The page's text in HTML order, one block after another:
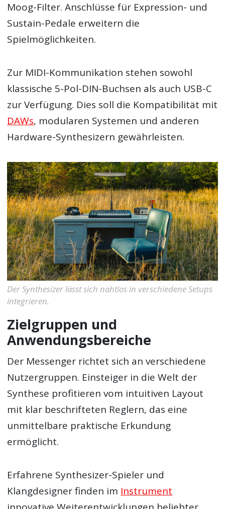
Moog-Filter. Anschlüsse für Expression- und
Sustain-Pedale erweitern die
Spielmöglichkeiten.
Zur MIDI-Kommunikation stehen sowohl
klassische 5-Pol-DIN-Buchsen als auch USB-C
zur Verfügung. Dies soll die Kompatibilität mit
DAWs, modularen Systemen und anderen
Hardware-Synthesizern gewährleisten.
Der Synthesizer lässt sich nahtlos in verschiedene Setups
integrieren.
Zielgruppen und
Anwendungsbereiche
Der Messenger richtet sich an verschiedene
Nutzergruppen. Einsteiger in die Welt der
Synthese profitieren vom intuitiven Layout
mit klar beschrifteten Reglern, das eine
unmittelbare praktische Erkundung
ermöglicht.
Erfahrene Synthesizer-Spieler und
Klangdesigner finden im Instrument